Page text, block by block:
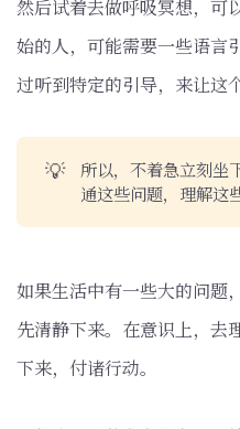
然后试着去做呼吸冥想，可
始的人，可能需要一些语言
过听到特定的引导，来让这
💡
所以，不着急立刻坐
通这些问题，理解这
如果生活中有一些大的问题
先清静下来。在意识上，去
下来，付诸行动。